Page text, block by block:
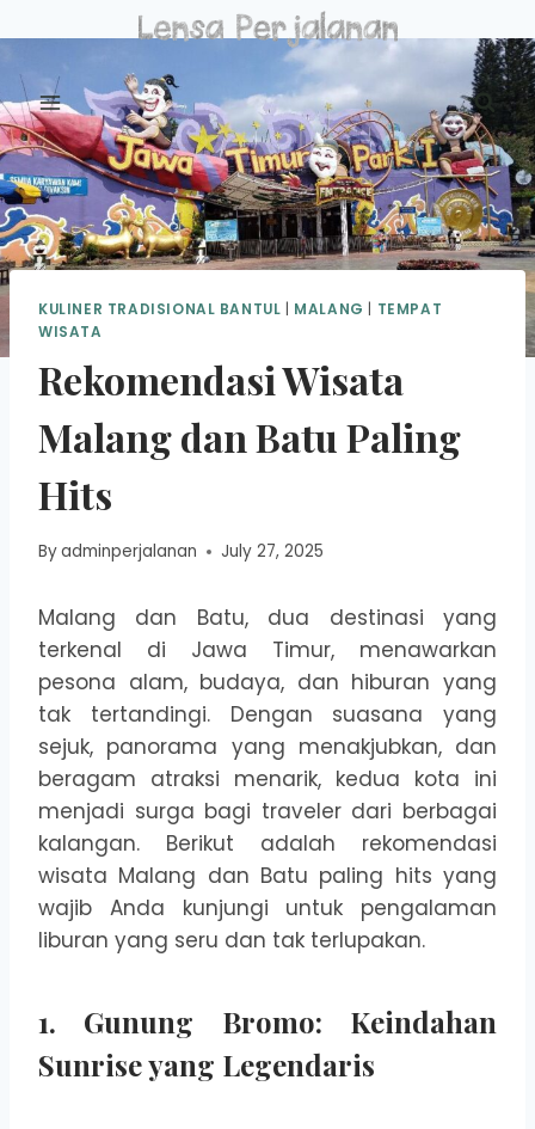
to
content
KULINER TRADISIONAL BANTUL | MALANG | TEMPAT
WISATA
Rekomendasi Wisata
Malang dan Batu Paling
Hits
Byadminperjalanan July 27, 2025
Malang dan Batu, dua destinasi yang
terkenal di Jawa Timur, menawarkan
pesona alam, budaya, dan hiburan yang
tak tertandingi. Dengan suasana yang
sejuk, panorama yang menakjubkan, dan
beragam atraksi menarik, kedua kota ini
menjadi surga bagi traveler dari berbagai
kalangan. Berikut adalah rekomendasi
wisata Malang dan Batu paling hits yang
wajib Anda kunjungi untuk pengalaman
liburan yang seru dan tak terlupakan.
1. Gunung Bromo: Keindahan
Sunrise yang Legendaris